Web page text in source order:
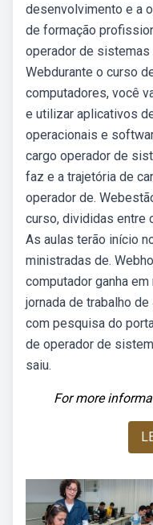
desenvolvimento e a
de formação
operador de sistemas
Webdurante o curso
computadores, você
e utilizar aplicativos
operacionais e
cargo operador de
faz e a trajetória de
operador de.
curso, divididas entre
As aulas terão início
ministradas de.
computador ganha
jornada de trabalho
com pesquisa do
de operador de
saiu.
For more